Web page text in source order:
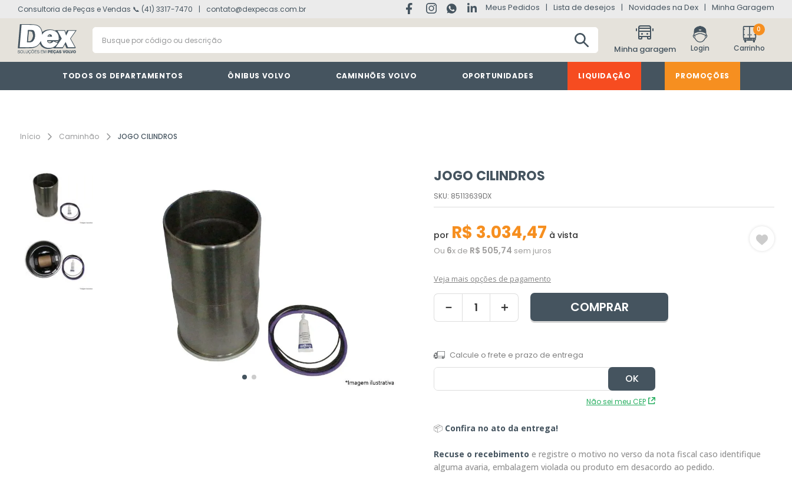
Consultoria de Peças e Vendas 📞 (41) 3317-7470 contato@dexpecas.com.br Meus Pedidos Lista de desejos Novidades na Dex Minha Garagem
Busque por código ou descrição
Minha garagem
0
TODOS OS DEPARTAMENTOS ÔNIBUS VOLVO CAMINHÕES VOLVO OPORTUNIDADES LIQUIDAÇÃO PROMOÇÕES
Caminhão JOGO CILINDROS
JOGO CILINDROS
SKU: 85113639DX
por R$ 3.034,47 à vista
Ou 6x de R$ 505,74 sem juros
Veja mais opções de pagamento
＋
－ COMPRAR
Não sei meu CEP
📦 Confira no ato da entrega!
Recuse o recebimento e registre o motivo no verso da nota fiscal caso identifique
alguma avaria, embalagem violada ou produto em desacordo ao pedido.
1º volvo fh
3º vm
4º farol
5º defletor
7 interruptor